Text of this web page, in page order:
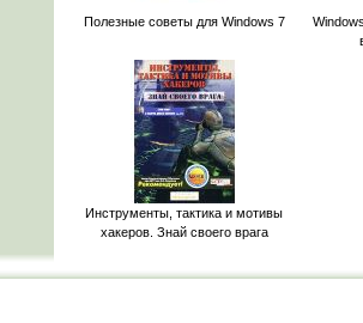
Полезные советы для Windows 7
Инструменты, тактика и мотивы
хакеров. Знай своего врага